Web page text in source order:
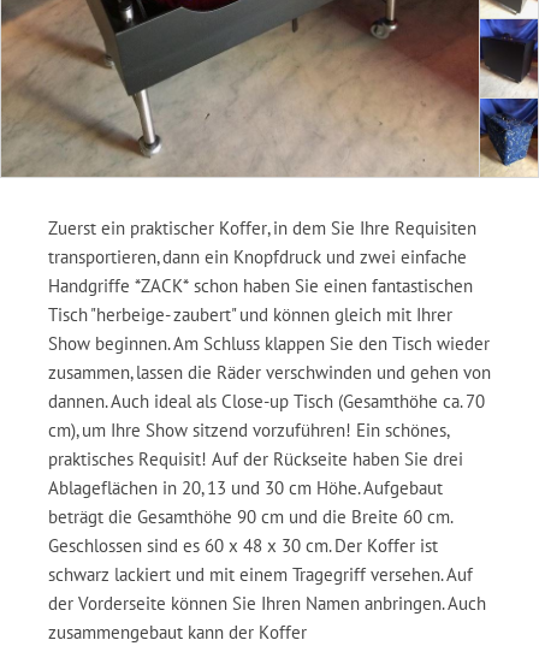
Zuerst ein praktischer Koffer, in dem Sie Ihre Requisiten
transportieren, dann ein Knopfdruck und zwei einfache
Handgriffe *ZACK* schon haben Sie einen fantastischen
Tisch "herbeige- zaubert" und können gleich mit Ihrer
Show beginnen. Am Schluss klappen Sie den Tisch wieder
zusammen, lassen die Räder verschwinden und gehen von
dannen. Auch ideal als Close-up Tisch (Gesamthöhe ca. 70
cm), um Ihre Show sitzend vorzuführen! Ein schönes,
praktisches Requisit! Auf der Rückseite haben Sie drei
Ablageflächen in 20, 13 und 30 cm Höhe. Aufgebaut
beträgt die Gesamthöhe 90 cm und die Breite 60 cm.
Geschlossen sind es 60 x 48 x 30 cm. Der Koffer ist
schwarz lackiert und mit einem Tragegriff versehen. Auf
der Vorderseite können Sie Ihren Namen anbringen. Auch
zusammengebaut kann der Koffer